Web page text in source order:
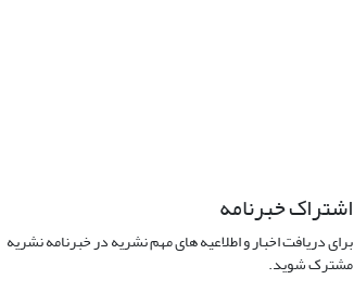
اشتراک خبرنامه
برای دریافت اخبار و اطلاعیه های مهم نشریه در خبرنامه نشریه
مشترک شوید.